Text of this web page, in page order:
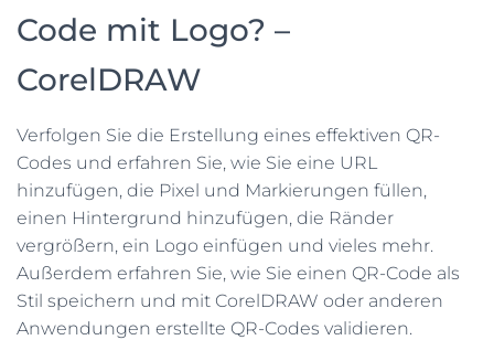
Code mit Logo? –
CorelDRAW
Verfolgen Sie die Erstellung eines effektiven QR-
Codes und erfahren Sie, wie Sie eine URL
hinzufügen, die Pixel und Markierungen füllen,
einen Hintergrund hinzufügen, die Ränder
vergrößern, ein Logo einfügen und vieles mehr.
Außerdem erfahren Sie, wie Sie einen QR-Code als
Stil speichern und mit CorelDRAW oder anderen
Anwendungen erstellte QR-Codes validieren.